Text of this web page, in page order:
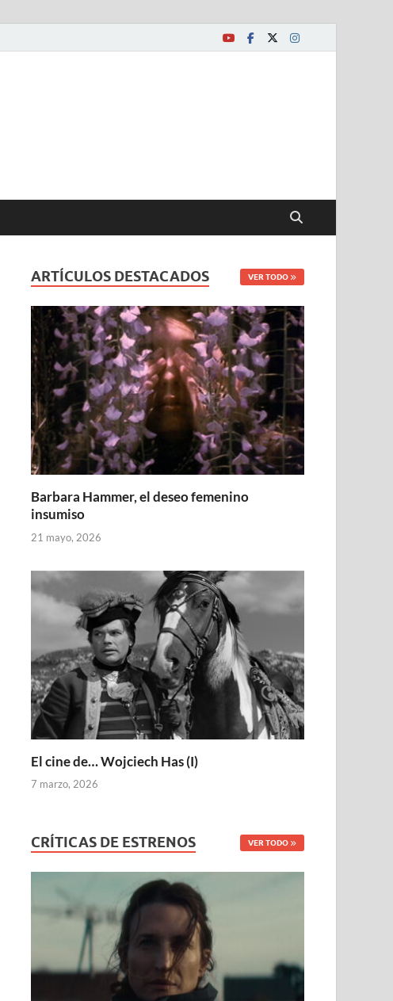
ARTÍCULOS DESTACADOS VER TODO
Barbara Hammer, el deseo femenino
insumiso
21 mayo, 2026
El cine de… Wojciech Has (I)
7 marzo, 2026
CRÍTICAS DE ESTRENOS VER TODO